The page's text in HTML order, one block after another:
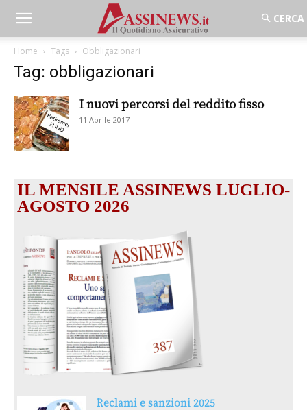
Home Tags Obbligazionari
Tag: obbligazionari
I nuovi percorsi del reddito fisso
11 Aprile 2017
IL MENSILE ASSINEWS LUGLIO-
AGOSTO 2026
Reclami e sanzioni 2025